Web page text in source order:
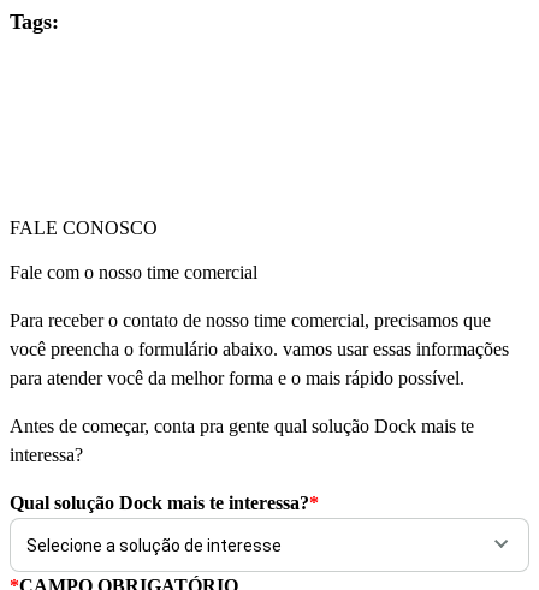
Tags:
FALE CONOSCO
Fale com o nosso time comercial
Para receber o contato de nosso time comercial, precisamos que
você preencha o formulário abaixo. vamos usar essas informações
para atender você da melhor forma e o mais rápido possível.
Antes de começar, conta pra gente qual solução Dock mais te
interessa?
Qual solução Dock mais te interessa?*